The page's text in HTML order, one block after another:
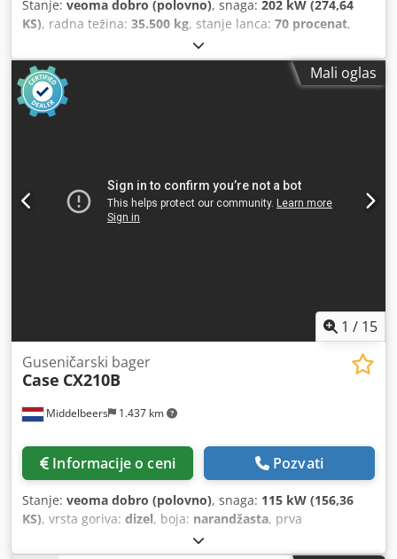
Stanje: veoma dobro (polovno), snaga: 202 kW (274,64
KS), radna težina: 35.500 kg, stanje lanca: 70 procenat,
, radni sati:
klima uređaj, CASE CX330 Godina proizvodnje: 2006 Radni
sati: 9.139 sati Zatvorena kabina Klimatizacija Radio
Centralno podmazivanje Standardna ruka Dužina ruke:
3,30 m Kompletna hidraulička instalacija (za čekić, klešta,
Isuzu motor, snage 202 kW CE sertifikat Cjdpfx Anezp Rm
Retsha Dimenzije za transport: 10,8 x 3 x 3,40 m Radna
Mali oglas
1 / 15
Middelbeers 1.437 km
Guseničarski bager
Case CX210B
Informacije o ceni Pozvati
Stanje: veoma dobro (polovno), snaga: 115 kW (156,36
KS), vrsta goriva: dizel, boja: narandžasta, prva
, Godina proizvodnje: